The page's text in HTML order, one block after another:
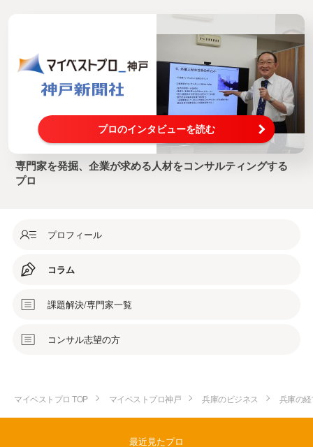
プロのインタビューを読む
専門家を発掘、企業が求める人材をコンサルティングする
プロ
プロフィール
コラム
課題解決/専門家一覧
コンサル志望の方
マイベストプロ TOP マイベストプロ神戸 兵庫のビジネス 兵庫の
最近見たプロ